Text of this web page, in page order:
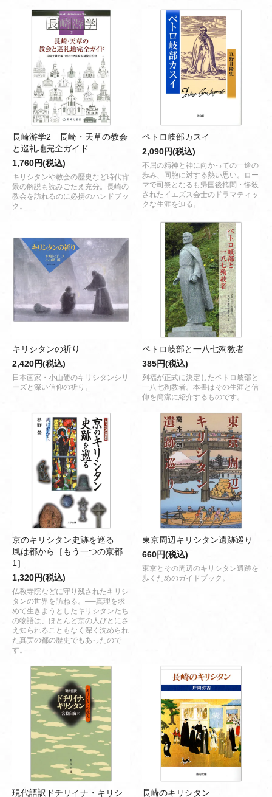
長崎游学2 長崎・天草の教会
と巡礼地完全ガイド
1,760円(税込)
キリシタンや教会の歴史など時代背
景の解説も読みごたえ充分。長崎の
教会を訪れるのに必携のハンドブッ
ク。
ペトロ岐部カスイ
2,090円(税込)
不屈の精神と神に向かっての一途の
歩み、同胞に対する熱い思い。ロー
マで司祭となるも帰国後拷問・惨殺
されたイエズス会士のドラマティッ
クな生涯を辿る。
キリシタンの祈り
2,420円(税込)
日本画家・小山硬のキリシタンシリ
ーズと深い信仰の祈り。
ペトロ岐部と一八七殉教者
385円(税込)
列福が正式に決定したペトロ岐部と
一八七殉教者。本書はその生涯と信
仰を簡潔に紹介するものです。
京のキリシタン史跡を巡る
風は都から［もう一つの京都
1］
1,320円(税込)
仏教寺院などに守り残されたキリシ
タンの世界を訪ねる。──真理を求
めて生きようとしたキリシタンたち
の物語は、ほとんど京の人びとにさ
え知られることもなく深く沈められ
た真実の都の歴史でもあったので
す。
東京周辺キリシタン遺跡巡り
660円(税込)
東京とその周辺のキリシタン遺跡を
歩くためのガイドブック。
現代語訳ドチリイナ・キリシ
長崎のキリシタン